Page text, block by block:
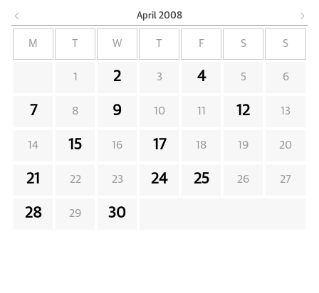
April 2008
M W F S S
1 2 3 4 5 6
7 8 9 10 11 12 13
14 15 16 17 18 19 20
21 22 23 24 25 26 27
28 29 30